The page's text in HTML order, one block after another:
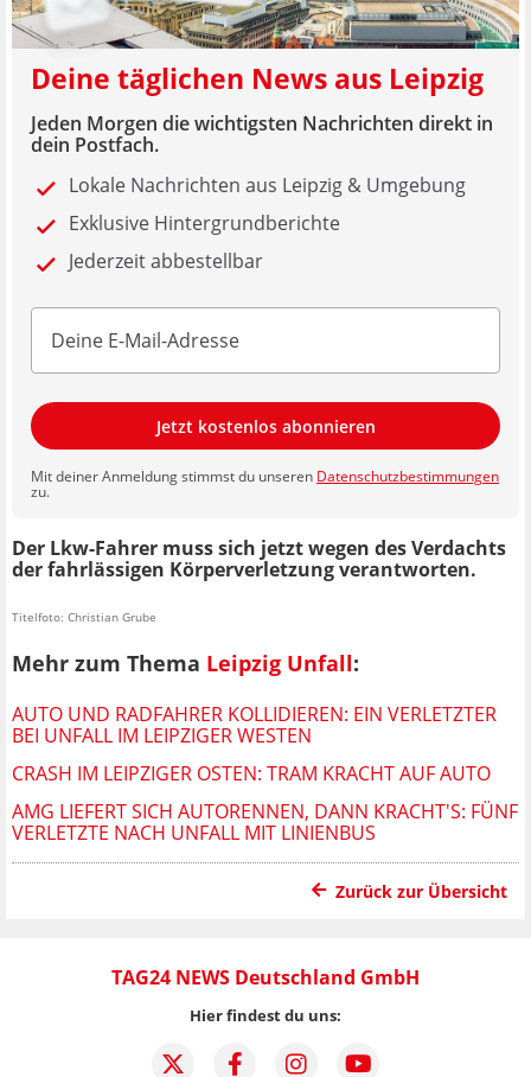
Deine täglichen News aus Leipzig
Jeden Morgen die wichtigsten Nachrichten direkt in
dein Postfach.
Lokale Nachrichten aus Leipzig & Umgebung
Exklusive Hintergrundberichte
Jederzeit abbestellbar
Jetzt kostenlos abonnieren
Mit deiner Anmeldung stimmst du unseren Datenschutzbestimmungen
zu.
Der Lkw-Fahrer muss sich jetzt wegen des Verdachts
der fahrlässigen Körperverletzung verantworten.
Titelfoto: Christian Grube
Mehr zum Thema Leipzig Unfall:
AUTO UND RADFAHRER KOLLIDIEREN: EIN VERLETZTER
BEI UNFALL IM LEIPZIGER WESTEN
CRASH IM LEIPZIGER OSTEN: TRAM KRACHT AUF AUTO
AMG LIEFERT SICH AUTORENNEN, DANN KRACHT'S: FÜNF
VERLETZTE NACH UNFALL MIT LINIENBUS
Zurück zur Übersicht
TAG24 NEWS Deutschland GmbH
Hier findest du uns: